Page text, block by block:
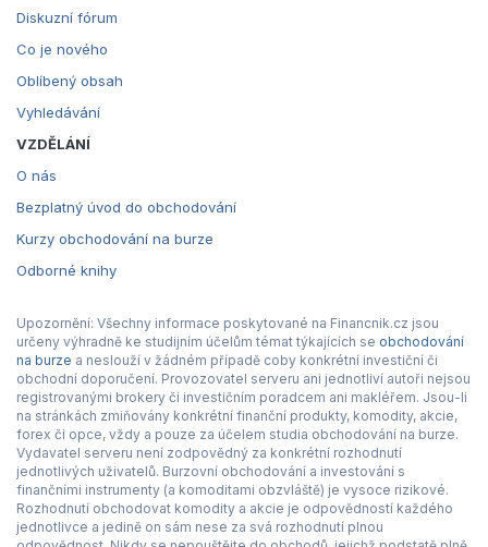
Diskuzní fórum
Co je nového
Oblíbený obsah
Vyhledávání
VZDĚLÁNÍ
O nás
Bezplatný úvod do obchodování
Kurzy obchodování na burze
Odborné knihy
Upozornění: Všechny informace poskytované na Financnik.cz jsou
určeny výhradně ke studijním účelům témat týkajících se obchodování
na burze a neslouží v žádném případě coby konkrétní investiční či
obchodní doporučení. Provozovatel serveru ani jednotliví autoři nejsou
registrovanými brokery či investičním poradcem ani makléřem. Jsou-li
na stránkách zmiňovány konkrétní finanční produkty, komodity, akcie,
forex či opce, vždy a pouze za účelem studia obchodování na burze.
Vydavatel serveru není zodpovědný za konkrétní rozhodnutí
jednotlivých uživatelů. Burzovní obchodování a investování s
finančními instrumenty (a komoditami obzvláště) je vysoce rizikové.
Rozhodnutí obchodovat komodity a akcie je odpovědností každého
jednotlivce a jedině on sám nese za svá rozhodnutí plnou